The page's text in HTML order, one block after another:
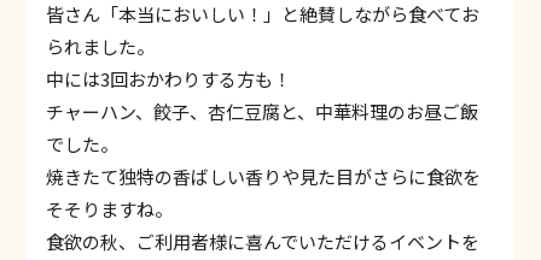
皆さん「本当においしい！」と絶賛しながら食べてお
られました。
中には3回おかわりする方も！
チャーハン、餃子、杏仁豆腐と、中華料理のお昼ご飯
でした。
焼きたて独特の香ばしい香りや見た目がさらに食欲を
そそりますね。
食欲の秋、ご利用者様に喜んでいただけるイベントを